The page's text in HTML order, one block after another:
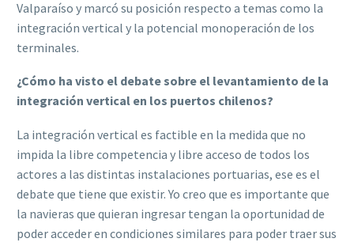
Valparaíso y marcó su posición respecto a temas como la
integración vertical y la potencial monoperación de los
terminales.
¿Cómo ha visto el debate sobre el levantamiento de la
integración vertical en los puertos chilenos?
La integración vertical es factible en la medida que no
impida la libre competencia y libre acceso de todos los
actores a las distintas instalaciones portuarias, ese es el
debate que tiene que existir. Yo creo que es importante que
la navieras que quieran ingresar tengan la oportunidad de
poder acceder en condiciones similares para poder traer sus